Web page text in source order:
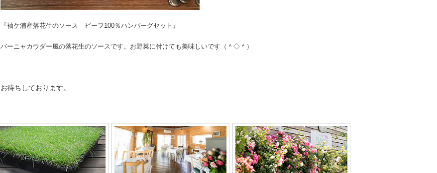
『袖ケ浦産落花生のソース ビーフ100％ハンバーグセット』
バーニャカウダー風の落花生のソースです。お野菜に付けても美味しいです（＾◇＾）
お待ちしております。